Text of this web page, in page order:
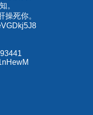
。
操死你。